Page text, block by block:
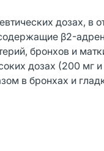
дозах, в
β2-
бронхов и
дозах (200 мг
в бронхах и